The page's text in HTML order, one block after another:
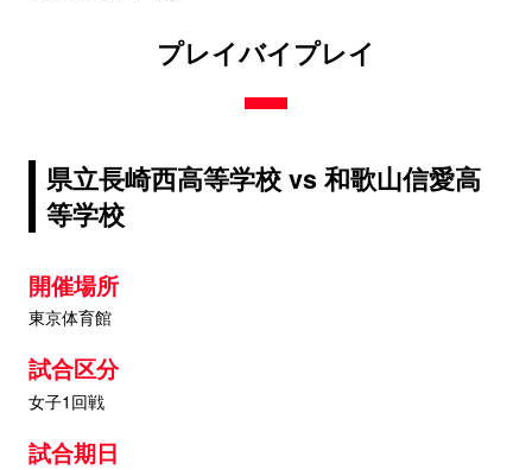
プレイバイプレイ
県立長崎西高等学校 vs 和歌山信愛高
等学校
開催場所
東京体育館
試合区分
女子1回戦
試合期日